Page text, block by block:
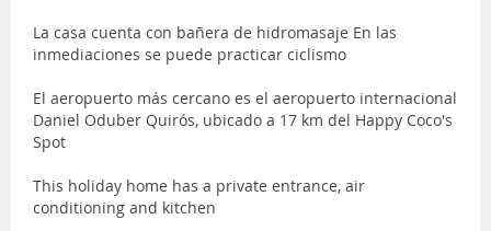
La casa cuenta con bañera de hidromasaje En las
inmediaciones se puede practicar ciclismo
El aeropuerto más cercano es el aeropuerto internacional
Daniel Oduber Quirós, ubicado a 17 km del Happy Coco's
Spot
This holiday home has a private entrance, air
conditioning and kitchen